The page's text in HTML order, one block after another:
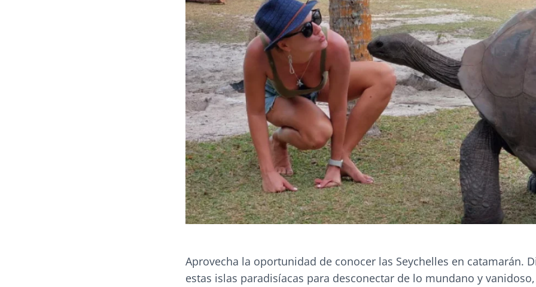
Aprovecha la oportunidad de conocer las Seychelles en catamarán.
estas islas paradisíacas para desconectar de lo mundano y